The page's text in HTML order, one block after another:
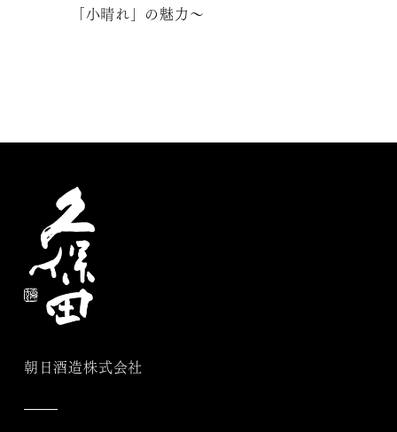
「小晴れ」の魅力～
朝日酒造株式会社